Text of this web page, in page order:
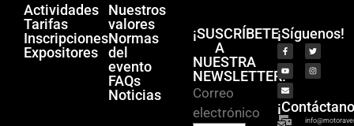
Actividades
Tarifas
Inscripciones
Expositores
Nuestros
valores
Normas
del
evento
FAQs
Noticias
¡SUSCRÍBETE
A
NUESTRA
NEWSLETTER!
Correo
electrónico
¡Síguenos!